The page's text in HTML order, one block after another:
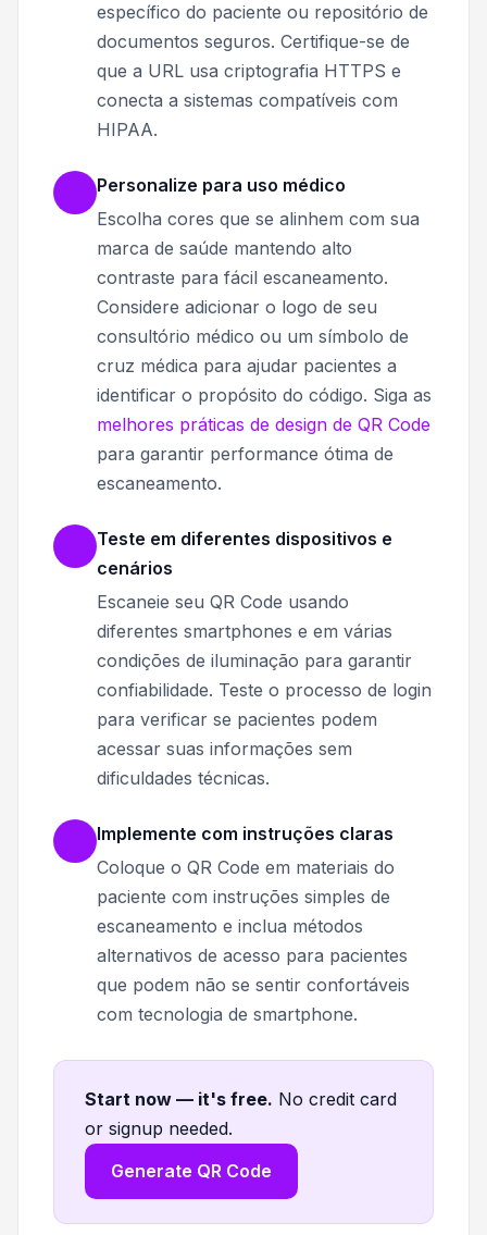
específico do paciente ou repositório de
documentos seguros. Certifique-se de
que a URL usa criptografia HTTPS e
conecta a sistemas compatíveis com
HIPAA.
Personalize para uso médico
Escolha cores que se alinhem com sua
marca de saúde mantendo alto
contraste para fácil escaneamento.
Considere adicionar o logo de seu
consultório médico ou um símbolo de
cruz médica para ajudar pacientes a
identificar o propósito do código. Siga as
melhores práticas de design de QR Code
para garantir performance ótima de
escaneamento.
Teste em diferentes dispositivos e
cenários
Escaneie seu QR Code usando
diferentes smartphones e em várias
condições de iluminação para garantir
confiabilidade. Teste o processo de login
para verificar se pacientes podem
acessar suas informações sem
dificuldades técnicas.
Implemente com instruções claras
Coloque o QR Code em materiais do
paciente com instruções simples de
escaneamento e inclua métodos
alternativos de acesso para pacientes
que podem não se sentir confortáveis
com tecnologia de smartphone.
Start now — it's free. No credit card
or signup needed.
Generate QR Code